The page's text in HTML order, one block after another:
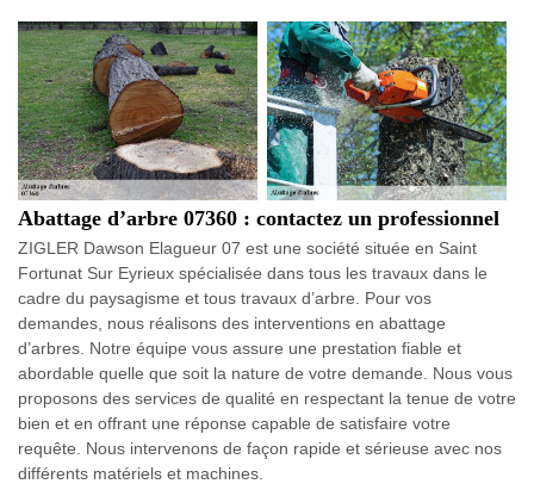
Abattage d’arbre 07360 : contactez un professionnel
ZIGLER Dawson Elagueur 07 est une société située en Saint
Fortunat Sur Eyrieux spécialisée dans tous les travaux dans le
cadre du paysagisme et tous travaux d’arbre. Pour vos
demandes, nous réalisons des interventions en abattage
d’arbres. Notre équipe vous assure une prestation fiable et
abordable quelle que soit la nature de votre demande. Nous vous
proposons des services de qualité en respectant la tenue de votre
bien et en offrant une réponse capable de satisfaire votre
requête. Nous intervenons de façon rapide et sérieuse avec nos
différents matériels et machines.